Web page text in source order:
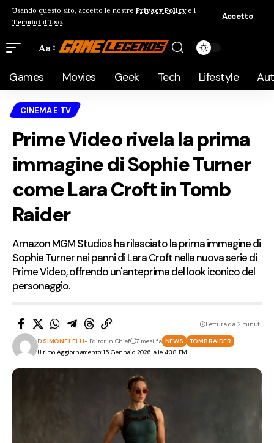
Usando questo sito, accetto le nostre Privacy Policye i
Termini d'Uso.
Accetto
Aa
Games Movies Geek Tech Lifestyle
CINEMA E TV
Prime Video rivela la prima
immagine di Sophie Turner
come Lara Croft in Tomb
Raider
Amazon MGM Studios ha rilasciato la prima immagine di
Sophie Turner nei panni di Lara Croft nella nuova serie di
Prime Video, offrendo un'anteprima del look iconico del
personaggio.
Ultimo Aggiornamento: 15 Gennaio 2026 alle 4:38 PM
DiSIMONE LELLI- Editor in Chief 7 mesi fa NEWS TOMB RAIDER
Lettura da 2 minuti